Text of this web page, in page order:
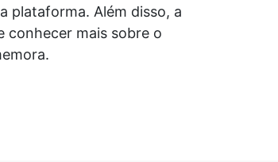
plataforma. Além disso, a
conhecer mais sobre o